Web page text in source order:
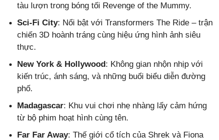
tàu lượn trong bóng tối Revenge of the Mummy.
Sci-Fi City: Nổi bật với Transformers The Ride – trận
chiến 3D hoành tráng cùng hiệu ứng hình ảnh siêu
thực.
New York & Hollywood: Không gian nhộn nhịp với
kiến trúc, ánh sáng, và những buổi biểu diễn đường
phố.
Madagascar: Khu vui chơi nhẹ nhàng lấy cảm hứng
từ bộ phim hoạt hình cùng tên.
Far Far Away: Thế giới cổ tích của Shrek và Fiona